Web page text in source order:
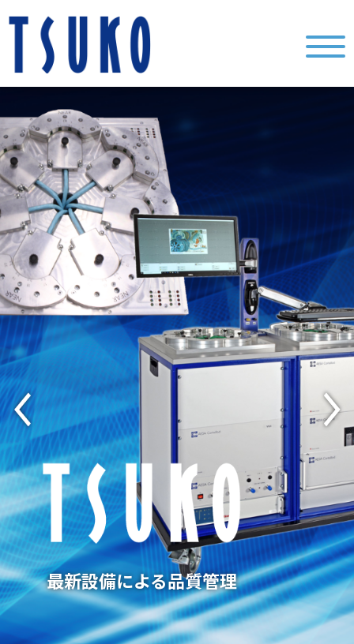
通信ケーブルで社会をサポート
最新設備による品質管理
Network
通信ケーブルで社会をサポート